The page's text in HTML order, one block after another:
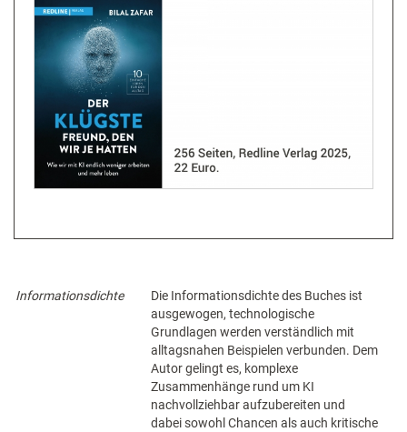
Informationsdichte
Die Informationsdichte des Buches ist
ausgewogen, technologische
Grundlagen werden verständlich mit
alltagsnahen Beispielen verbunden. Dem
Autor gelingt es, komplexe
Zusammenhänge rund um KI
nachvollziehbar aufzubereiten und
dabei sowohl Chancen als auch kritische